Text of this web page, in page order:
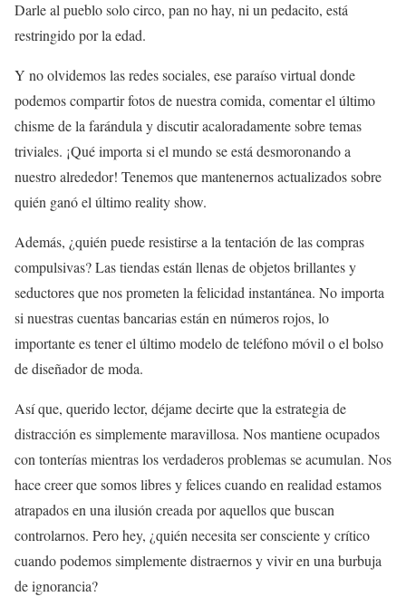
Darle al pueblo solo circo, pan no hay, ni un pedacito, está
restringido por la edad.
Y no olvidemos las redes sociales, ese paraíso virtual donde
podemos compartir fotos de nuestra comida, comentar el último
chisme de la farándula y discutir acaloradamente sobre temas
triviales. ¡Qué importa si el mundo se está desmoronando a
nuestro alrededor! Tenemos que mantenernos actualizados sobre
quién ganó el último reality show.
Además, ¿quién puede resistirse a la tentación de las compras
compulsivas? Las tiendas están llenas de objetos brillantes y
seductores que nos prometen la felicidad instantánea. No importa
si nuestras cuentas bancarias están en números rojos, lo
importante es tener el último modelo de teléfono móvil o el bolso
de diseñador de moda.
Así que, querido lector, déjame decirte que la estrategia de
distracción es simplemente maravillosa. Nos mantiene ocupados
con tonterías mientras los verdaderos problemas se acumulan. Nos
hace creer que somos libres y felices cuando en realidad estamos
atrapados en una ilusión creada por aquellos que buscan
controlarnos. Pero hey, ¿quién necesita ser consciente y crítico
cuando podemos simplemente distraernos y vivir en una burbuja
de ignorancia?